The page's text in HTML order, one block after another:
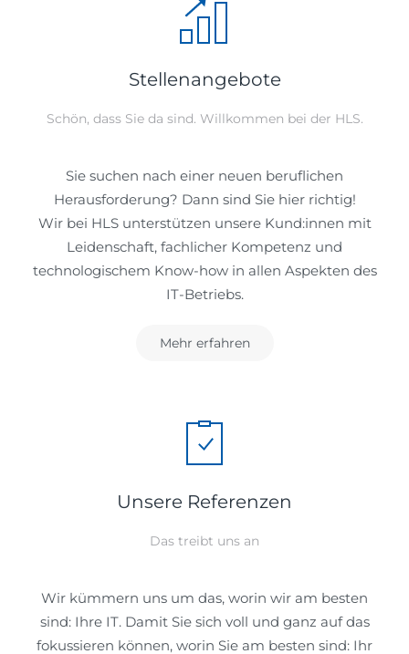
Stellenangebote
Schön, dass Sie da sind. Willkommen bei der HLS.
Sie suchen nach einer neuen beruflichen
Herausforderung? Dann sind Sie hier richtig!
Wir bei HLS unterstützen unsere Kund:innen mit
Leidenschaft, fachlicher Kompetenz und
technologischem Know-how in allen Aspekten des
IT-Betriebs.
Mehr erfahren
Unsere Referenzen
Das treibt uns an
Wir kümmern uns um das, worin wir am besten
sind: Ihre IT. Damit Sie sich voll und ganz auf das
fokussieren können, worin Sie am besten sind: Ihr